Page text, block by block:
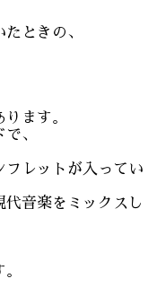
ときの、
ます。
、
フレットが入ってい
音楽をミックスし